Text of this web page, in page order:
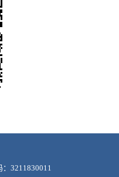
3211830011